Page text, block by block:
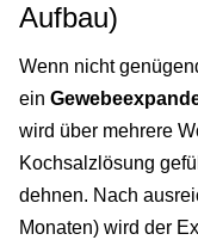
Aufbau)
Wenn nicht
ein
wird über mehrere
Kochsalzlösung
dehnen. Nach
Monaten) wird der